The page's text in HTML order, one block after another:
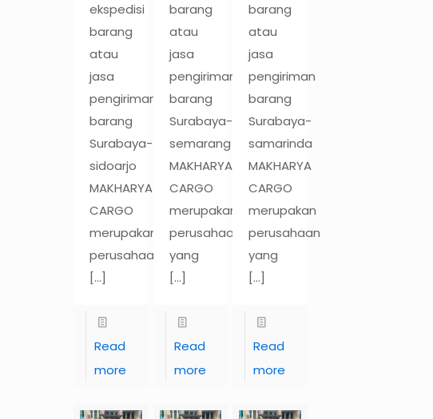
ekspedisi
barang
atau
jasa
pengiriman
barang
Surabaya-
sidoarjo
MAKHARYA
CARGO
merupakan
perusahaan
[…]
Read
more
barang
atau
jasa
pengiriman
barang
Surabaya-
semarang
MAKHARYA
CARGO
merupakan
perusahaan
yang
[…]
Read
more
barang
atau
jasa
pengiriman
barang
Surabaya-
samarinda
MAKHARYA
CARGO
merupakan
perusahaan
yang
[…]
Read
more